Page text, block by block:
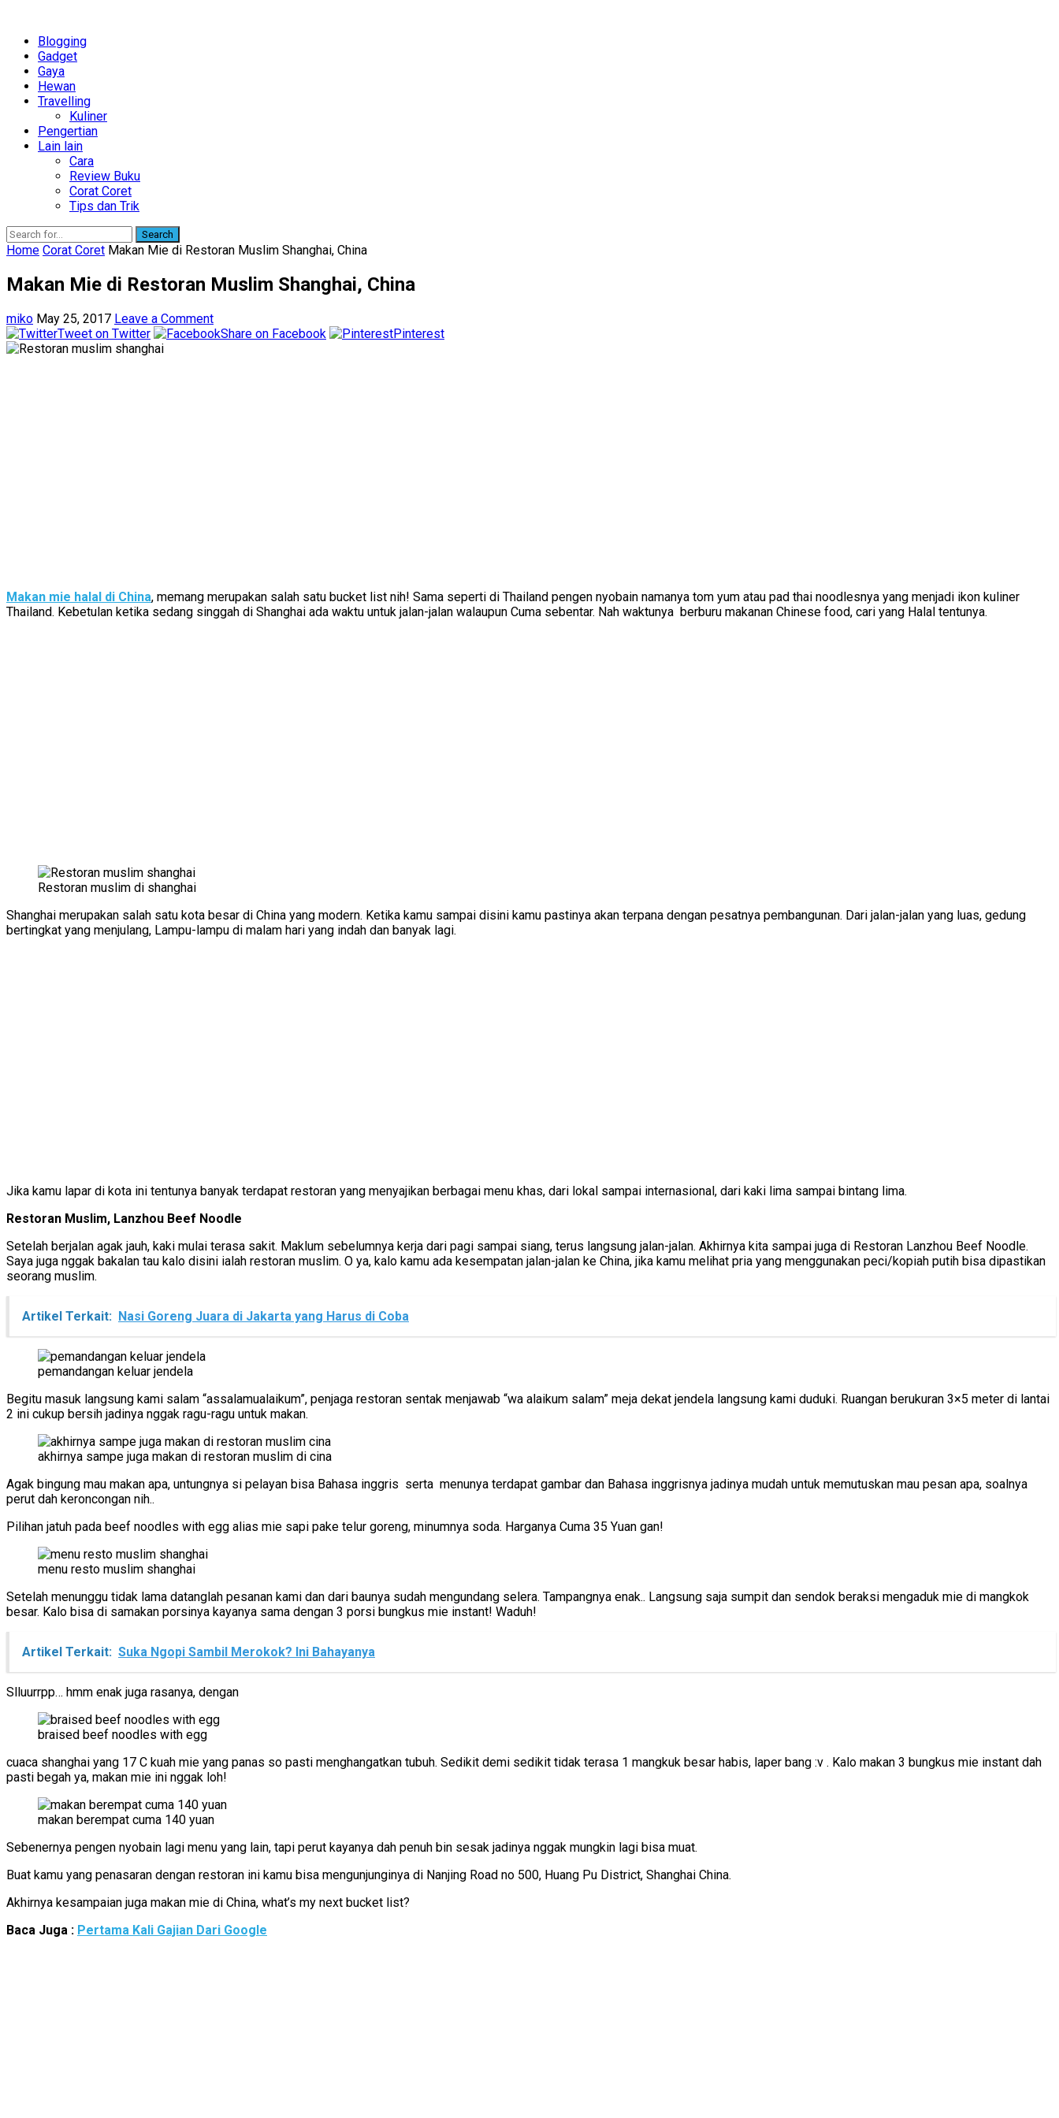
Blogging
Gadget
Gaya
Hewan
Travelling
Kuliner
Pengertian
Lain lain
Cara
Review Buku
Corat Coret
Tips dan Trik
Search
Home Corat Coret Makan Mie di Restoran Muslim Shanghai, China
Makan Mie di Restoran Muslim Shanghai, China
miko May 25, 2017 Leave a Comment
Tweet on Twitter
Share on Facebook Pinterest
Makan mie halal di China, memang merupakan salah satu bucket list nih! Sama seperti di Thailand pengen nyobain namanya tom yum atau pad thai noodlesnya yang menjadi ikon kuliner
Thailand. Kebetulan ketika sedang singgah di Shanghai ada waktu untuk jalan-jalan walaupun Cuma sebentar. Nah waktunya berburu makanan Chinese food, cari yang Halal tentunya.
Restoran muslim di shanghai
Shanghai merupakan salah satu kota besar di China yang modern. Ketika kamu sampai disini kamu pastinya akan terpana dengan pesatnya pembangunan. Dari jalan-jalan yang luas, gedung
bertingkat yang menjulang, Lampu-lampu di malam hari yang indah dan banyak lagi.
Jika kamu lapar di kota ini tentunya banyak terdapat restoran yang menyajikan berbagai menu khas, dari lokal sampai internasional, dari kaki lima sampai bintang lima.
Restoran Muslim, Lanzhou Beef Noodle
Setelah berjalan agak jauh, kaki mulai terasa sakit. Maklum sebelumnya kerja dari pagi sampai siang, terus langsung jalan-jalan. Akhirnya kita sampai juga di Restoran Lanzhou Beef Noodle.
Saya juga nggak bakalan tau kalo disini ialah restoran muslim. O ya, kalo kamu ada kesempatan jalan-jalan ke China, jika kamu melihat pria yang menggunakan peci/kopiah putih bisa dipastikan
seorang muslim.
Artikel Terkait: Nasi Goreng Juara di Jakarta yang Harus di Coba
pemandangan keluar jendela
Begitu masuk langsung kami salam “assalamualaikum”, penjaga restoran sentak menjawab “wa alaikum salam” meja dekat jendela langsung kami duduki. Ruangan berukuran 3×5 meter di lantai
2 ini cukup bersih jadinya nggak ragu-ragu untuk makan.
akhirnya sampe juga makan di restoran muslim di cina
Agak bingung mau makan apa, untungnya si pelayan bisa Bahasa inggris serta menunya terdapat gambar dan Bahasa inggrisnya jadinya mudah untuk memutuskan mau pesan apa, soalnya
perut dah keroncongan nih..
Pilihan jatuh pada beef noodles with egg alias mie sapi pake telur goreng, minumnya soda. Harganya Cuma 35 Yuan gan!
menu resto muslim shanghai
Setelah menunggu tidak lama datanglah pesanan kami dan dari baunya sudah mengundang selera. Tampangnya enak.. Langsung saja sumpit dan sendok beraksi mengaduk mie di mangkok
besar. Kalo bisa di samakan porsinya kayanya sama dengan 3 porsi bungkus mie instant! Waduh!
Artikel Terkait: Suka Ngopi Sambil Merokok? Ini Bahayanya
Slluurrpp… hmm enak juga rasanya, dengan
braised beef noodles with egg
cuaca shanghai yang 17 C kuah mie yang panas so pasti menghangatkan tubuh. Sedikit demi sedikit tidak terasa 1 mangkuk besar habis, laper bang :v . Kalo makan 3 bungkus mie instant dah
pasti begah ya, makan mie ini nggak loh!
makan berempat cuma 140 yuan
Sebenernya pengen nyobain lagi menu yang lain, tapi perut kayanya dah penuh bin sesak jadinya nggak mungkin lagi bisa muat.
Buat kamu yang penasaran dengan restoran ini kamu bisa mengunjunginya di Nanjing Road no 500, Huang Pu District, Shanghai China.
Akhirnya kesampaian juga makan mie di China, what’s my next bucket list?
Baca Juga : Pertama Kali Gajian Dari Google